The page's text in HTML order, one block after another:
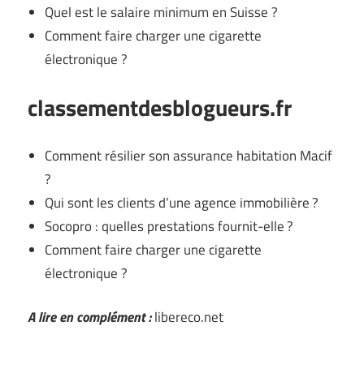
Quel est le salaire minimum en Suisse ?
Comment faire charger une cigarette
électronique ?
classementdesblogueurs.fr
Comment résilier son assurance habitation Macif
?
Qui sont les clients d’une agence immobilière ?
Socopro : quelles prestations fournit-elle ?
Comment faire charger une cigarette
électronique ?
A lire en complément :libereco.net